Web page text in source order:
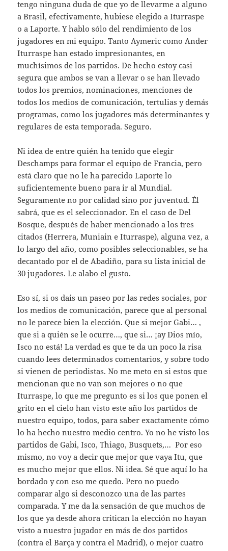
tengo ninguna duda de que yo de llevarme a alguno
a Brasil, efectivamente, hubiese elegido a Iturraspe
o a Laporte. Y hablo sólo del rendimiento de los
jugadores en mi equipo. Tanto Aymeric como Ander
Iturraspe han estado impresionantes, en
muchísimos de los partidos. De hecho estoy casi
segura que ambos se van a llevar o se han llevado
todos los premios, nominaciones, menciones de
todos los medios de comunicación, tertulias y demás
programas, como los jugadores más determinantes y
regulares de esta temporada. Seguro.
Ni idea de entre quién ha tenido que elegir
Deschamps para formar el equipo de Francia, pero
está claro que no le ha parecido Laporte lo
suficientemente bueno para ir al Mundial.
Seguramente no por calidad sino por juventud. Él
sabrá, que es el seleccionador. En el caso de Del
Bosque, después de haber mencionado a los tres
citados (Herrera, Muniain e Iturraspe), alguna vez, a
lo largo del año, como posibles seleccionables, se ha
decantado por el de Abadiño, para su lista inicial de
30 jugadores. Le alabo el gusto.
Eso sí, si os dais un paseo por las redes sociales, por
los medios de comunicación, parece que al personal
no le parece bien la elección. Que si mejor Gabi… ,
que si a quién se le ocurre…, que si… ¡ay Dios mío,
Isco no está! La verdad es que te da un poco la risa
cuando lees determinados comentarios, y sobre todo
si vienen de periodistas. No me meto en si estos que
mencionan que no van son mejores o no que
Iturraspe, lo que me pregunto es si los que ponen el
grito en el cielo han visto este año los partidos de
nuestro equipo, todos, para saber exactamente cómo
lo ha hecho nuestro medio centro. Yo no he visto los
partidos de Gabi, Isco, Thiago, Busquets,… Por eso
mismo, no voy a decir que mejor que vaya Itu, que
es mucho mejor que ellos. Ni idea. Sé que aquí lo ha
bordado y con eso me quedo. Pero no puedo
comparar algo si desconozco una de las partes
comparada. Y me da la sensación de que muchos de
los que ya desde ahora critican la elección no hayan
visto a nuestro jugador en más de dos partidos
(contra el Barça y contra el Madrid), o mejor cuatro